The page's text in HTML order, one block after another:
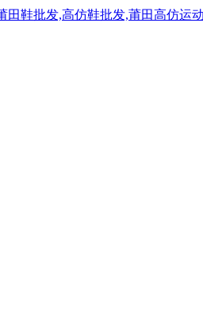
鞋批发,高仿鞋批发,莆田高仿运